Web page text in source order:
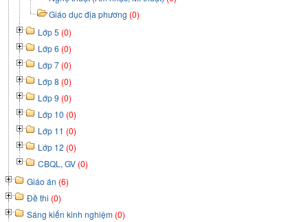
Giáo dục địa phương (0)
Lớp 5 (0)
Lớp 6 (0)
Lớp 7 (0)
Lớp 8 (0)
Lớp 9 (0)
Lớp 10 (0)
Lớp 11 (0)
Lớp 12 (0)
CBQL, GV (0)
Giáo án (6)
Đề thi (0)
Sáng kiến kinh nghiệm (0)